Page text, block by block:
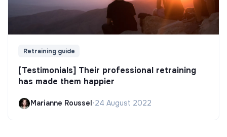
Retraining guide
[Testimonials] Their professional retraining
has made them happier
Marianne Roussel•24 August 2022